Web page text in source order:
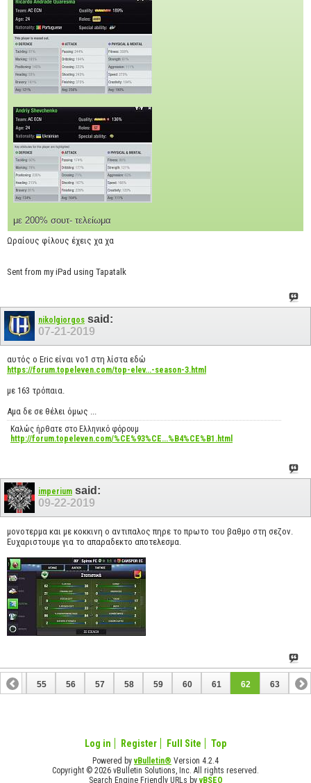
με 200% σουτ- τελείωμα
Ωραίους φίλους έχεις χα χα
Sent from my iPad using Tapatalk
nikolgiorgos said:
07-21-2019
αυτός ο Eric είναι νο1 στη λίστα εδώ
https://forum.topeleven.com/top-elev...-season-3.html
με 163 τρόπαια.
Αμα δε σε θέλει όμως ...
Καλώς ήρθατε στο Ελληνικό φόρουμ
http://forum.topeleven.com/%CE%93%CE...%B4%CE%B1.html
imperium said:
09-22-2019
μονοτερμα και με κοκκινη ο αντιπαλος πηρε το πρωτο του βαθμο στη σεζον.
Ευχαριστουμε για το απαραδεκτο αποτελεσμα.
54 55 56 57 58 59 60 61 62 63
Log in Register Full Site Top
Powered byvBulletin® Version 4.2.4
Copyright © 2026 vBulletin Solutions, Inc. All rights reserved.
Search Engine Friendly URLs byvBSEO